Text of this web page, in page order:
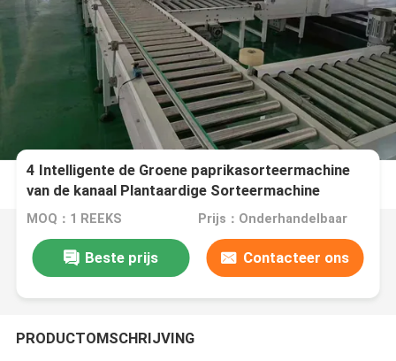
4 Intelligente de Groene paprikasorteermachine
van de kanaal Plantaardige Sorteermachine
MOQ：1 REEKS Prijs：Onderhandelbaar
Beste prijs Contacteer ons
PRODUCTOMSCHRIJVING